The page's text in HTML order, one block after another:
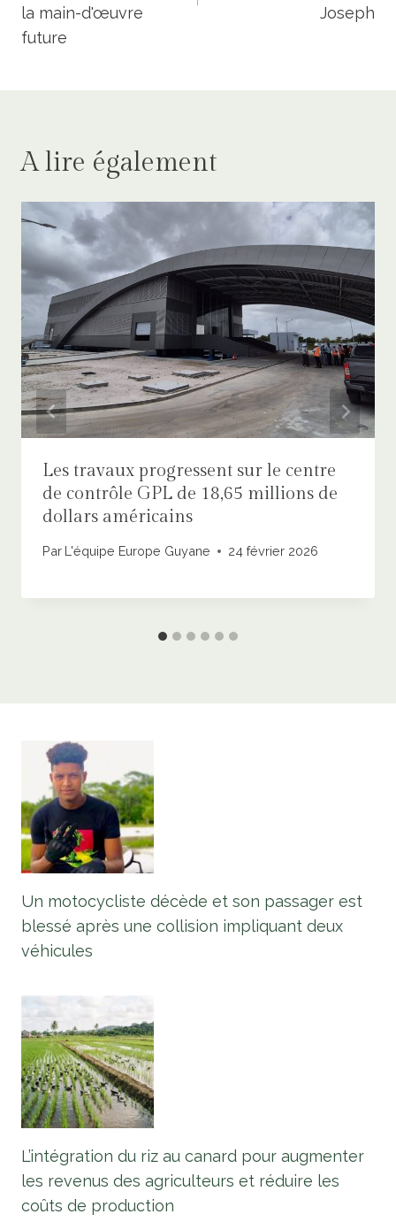
la main-d'œuvre
future
Joseph
A lire également
Les travaux progressent sur le centre
de contrôle GPL de 18,65 millions de
dollars américains
Par L'équipe Europe Guyane 24 février 2026
Un motocycliste décède et son passager est
blessé après une collision impliquant deux
véhicules
L’intégration du riz au canard pour augmenter
les revenus des agriculteurs et réduire les
coûts de production